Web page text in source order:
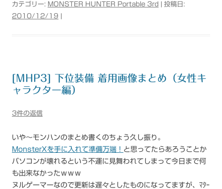
カテゴリー: MONSTER HUNTER Portable 3rd
| 投稿日:
2010/12/19
[MHP3] 下位装備 着用画像まとめ（女性キ
ャラクター編）
3件の返信
いや～モンハンのまとめ書くのちょう久し振り。
MonsterXを手に入れて準備万端！ と思ってたらあろうことか
パソコンが壊れるという不運に見舞われてしまって今日まで何
も出来なかったｗｗｗ
ヌルゲーマーなので更新は遅々としたものになってますが、ﾏﾀｰ